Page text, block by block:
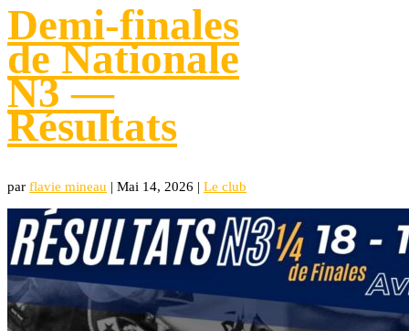
Demi-finales
de Nationale
N3 —
Résultats
par flavie mineau | Mai 14, 2026 | Le club